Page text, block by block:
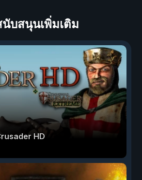
บสนุนเพิ่มเติม
HD